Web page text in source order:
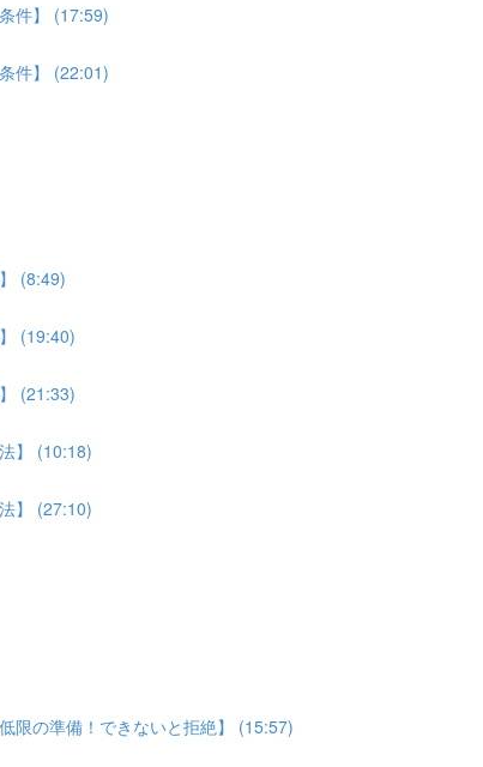
件】 (17:59)
件】 (22:01)
(8:49)
(19:40)
(21:33)
】 (10:18)
】 (27:10)
限の準備！できないと拒絶】 (15:57)